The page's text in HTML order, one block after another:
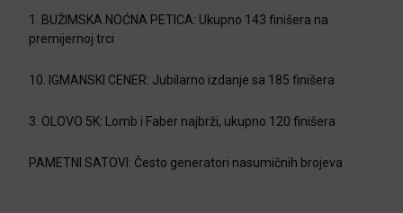
1. BUŽIMSKA NOĆNA PETICA: Ukupno 143 finišera na
premijernoj trci
10. IGMANSKI CENER: Jubilarno izdanje sa 185 finišera
3. OLOVO 5K: Lomb i Faber najbrži, ukupno 120 finišera
PAMETNI SATOVI: Često generatori nasumičnih brojeva